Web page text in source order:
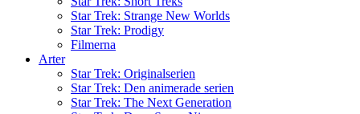
Star Trek: Strange New Worlds
Star Trek: Prodigy
Filmerna
Arter
Star Trek: Originalserien
Star Trek: Den animerade serien
Star Trek: The Next Generation